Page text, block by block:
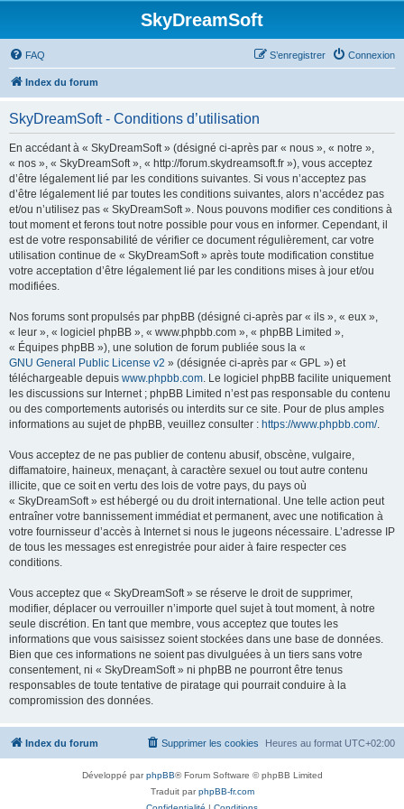
SkyDreamSoft
FAQ Connexion
S’enregistrer
Index du forum
SkyDreamSoft - Conditions d’utilisation
En accédant à « SkyDreamSoft » (désigné ci-après par « nous », « notre »,
« nos », « SkyDreamSoft », « http://forum.skydreamsoft.fr »), vous acceptez
d’être légalement lié par les conditions suivantes. Si vous n’acceptez pas
d’être légalement lié par toutes les conditions suivantes, alors n’accédez pas
et/ou n’utilisez pas « SkyDreamSoft ». Nous pouvons modifier ces conditions à
tout moment et ferons tout notre possible pour vous en informer. Cependant, il
est de votre responsabilité de vérifier ce document régulièrement, car votre
utilisation continue de « SkyDreamSoft » après toute modification constitue
votre acceptation d’être légalement lié par les conditions mises à jour et/ou
modifiées.
Nos forums sont propulsés par phpBB (désigné ci-après par « ils », « eux »,
« leur », « logiciel phpBB », « www.phpbb.com », « phpBB Limited »,
« Équipes phpBB »), une solution de forum publiée sous la «
GNU General Public License v2 » (désignée ci-après par « GPL ») et
téléchargeable depuis www.phpbb.com. Le logiciel phpBB facilite uniquement
les discussions sur Internet ; phpBB Limited n’est pas responsable du contenu
ou des comportements autorisés ou interdits sur ce site. Pour de plus amples
informations au sujet de phpBB, veuillez consulter : https://www.phpbb.com/.
Vous acceptez de ne pas publier de contenu abusif, obscène, vulgaire,
diffamatoire, haineux, menaçant, à caractère sexuel ou tout autre contenu
illicite, que ce soit en vertu des lois de votre pays, du pays où
« SkyDreamSoft » est hébergé ou du droit international. Une telle action peut
entraîner votre bannissement immédiat et permanent, avec une notification à
votre fournisseur d’accès à Internet si nous le jugeons nécessaire. L’adresse IP
de tous les messages est enregistrée pour aider à faire respecter ces
conditions.
Vous acceptez que « SkyDreamSoft » se réserve le droit de supprimer,
modifier, déplacer ou verrouiller n’importe quel sujet à tout moment, à notre
seule discrétion. En tant que membre, vous acceptez que toutes les
informations que vous saisissez soient stockées dans une base de données.
Bien que ces informations ne soient pas divulguées à un tiers sans votre
consentement, ni « SkyDreamSoft » ni phpBB ne pourront être tenus
responsables de toute tentative de piratage qui pourrait conduire à la
compromission des données.
Index du forum Heures au format UTC+02:00
Supprimer les cookies
Développé parphpBB® Forum Software © phpBB Limited
Traduit parphpBB-fr.com